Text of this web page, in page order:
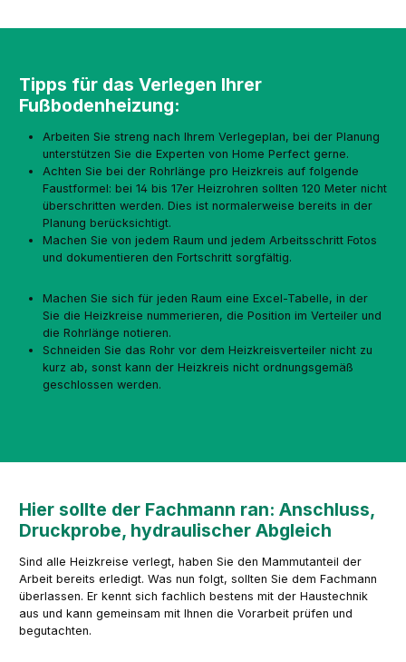
Tipps für das Verlegen Ihrer
Fußbodenheizung:
Arbeiten Sie streng nach Ihrem Verlegeplan, bei der Planung
unterstützen Sie die Experten von Home Perfect gerne.
Achten Sie bei der Rohrlänge pro Heizkreis auf folgende
Faustformel: bei 14 bis 17er Heizrohren sollten 120 Meter nicht
überschritten werden. Dies ist normalerweise bereits in der
Planung berücksichtigt.
Machen Sie von jedem Raum und jedem Arbeitsschritt Fotos
und dokumentieren den Fortschritt sorgfältig.
Machen Sie sich für jeden Raum eine Excel-Tabelle, in der
Sie die Heizkreise nummerieren, die Position im Verteiler und
die Rohrlänge notieren.
Schneiden Sie das Rohr vor dem Heizkreisverteiler nicht zu
kurz ab, sonst kann der Heizkreis nicht ordnungsgemäß
geschlossen werden.
Hier sollte der Fachmann ran: Anschluss,
Druckprobe, hydraulischer Abgleich
Sind alle Heizkreise verlegt, haben Sie den Mammutanteil der
Arbeit bereits erledigt. Was nun folgt, sollten Sie dem Fachmann
überlassen. Er kennt sich fachlich bestens mit der Haustechnik
aus und kann gemeinsam mit Ihnen die Vorarbeit prüfen und
begutachten.